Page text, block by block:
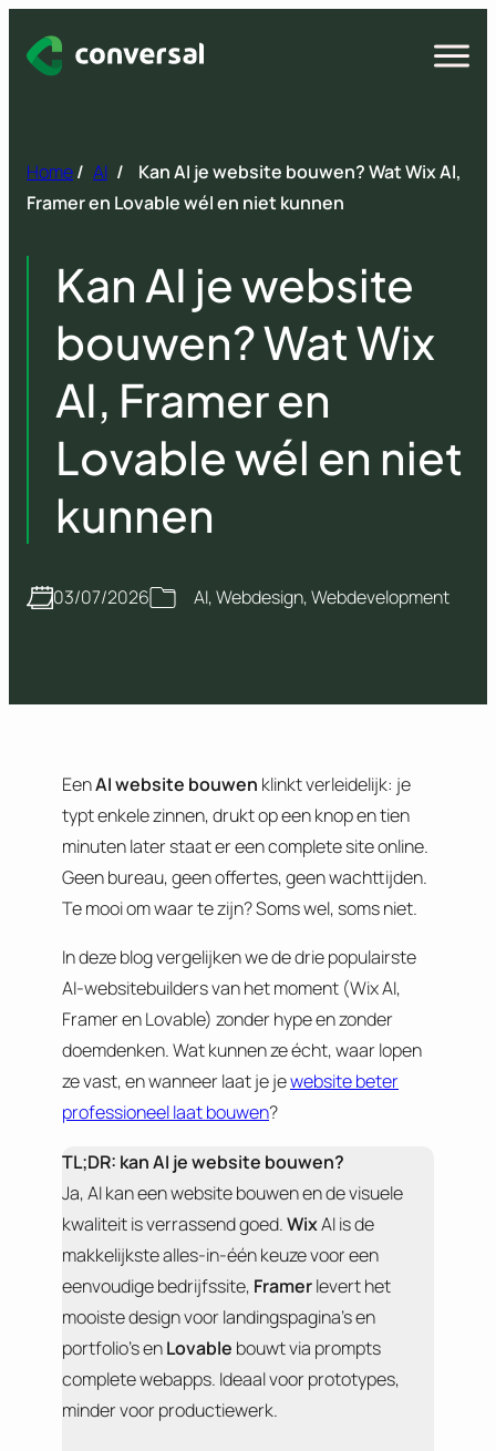
naar
Open
Home/ AI /
Kan AI je website bouwen? Wat Wix AI,
Framer en Lovable wél en niet kunnen
Kan AI je website
bouwen? Wat Wix
AI, Framer en
Lovable wél en niet
kunnen
03/07/2026 AI, Webdesign, Webdevelopment
EenAI website bouwen klinkt verleidelijk: je
typt enkele zinnen, drukt op een knop en tien
minuten later staat er een complete site online.
Geen bureau, geen offertes, geen wachttijden.
Te mooi om waar te zijn? Soms wel, soms niet.
In deze blog vergelijken we de drie populairste
AI-websitebuilders van het moment (Wix AI,
Framer en Lovable) zonder hype en zonder
doemdenken. Wat kunnen ze écht, waar lopen
ze vast, en wanneer laat je jewebsite beter
professioneel laat bouwen?
TL;DR: kan AI je website bouwen?
Ja, AI kan een website bouwen en de visuele
kwaliteit is verrassend goed.WixAI is de
makkelijkste alles-in-één keuze voor een
eenvoudige bedrijfssite, Framerlevert het
mooiste design voor landingspagina’s en
portfolio’s enLovable bouwt via prompts
complete webapps. Ideaal voor prototypes,
minder voor productiewerk.